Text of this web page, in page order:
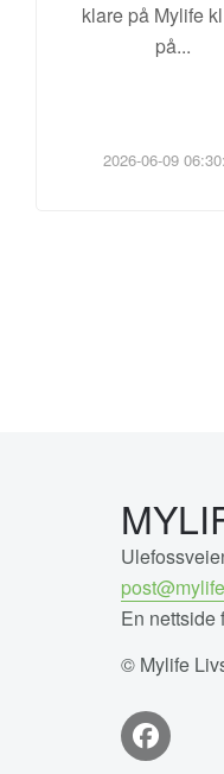
klare på Mylife
på...
2026-06-09
En nettside
© Mylife